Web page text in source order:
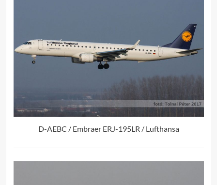
D-AEBC / Embraer ERJ-195LR / Lufthansa